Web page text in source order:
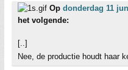
Op donderdag 11
het volgende:
[..]
Nee, de productie houdt haar